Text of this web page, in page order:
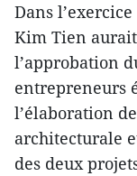
Dans
Kim Tien
l’approbation
entrepreneurs
l’élaboration
architecturale
des deux